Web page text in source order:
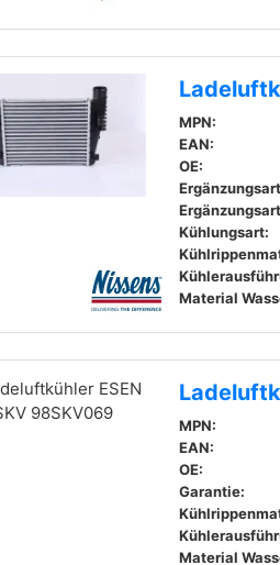
MPN:
EAN:
OE:
Kühlungsart:
MPN:
EAN:
OE:
Garantie: